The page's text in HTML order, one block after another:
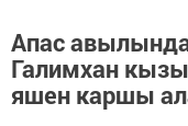
Апас
Галимхан
яшен каршы